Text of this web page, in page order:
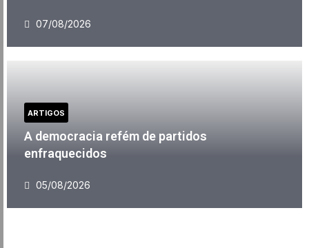
07/08/2026
ARTIGOS
A democracia refém de partidos
enfraquecidos
05/08/2026